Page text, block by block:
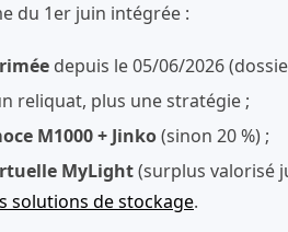
du 1er juin intégrée :
depuis le 05/06/2026
reliquat, plus une stratégie ;
M1000 + Jinko(sinon 20 %) ;
MyLight(surplus valorisé
solutions de stockage.